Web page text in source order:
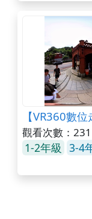
【VR360數
觀看次數：231
1-2年級 3-4